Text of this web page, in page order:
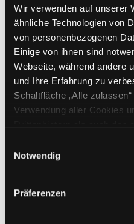
Wir verwenden auf unserer
ähnliche Technologien von
von personenbezogenen
Einige von ihnen sind
Webseite, während andere
und Ihre Erfahrung zu
Schaltfläche „Alle
Verwendung aller Cookies
Cookies von Drittanbietern,
unsicheren Drittländern
ohne adäquates
diesem Zusammenhang
Notwendig
Präferenzen
Weitere
Erwerbungen der
Jahr von
Medien anzeigen, die
Jahr bis
E-Medien
Mediengruppe